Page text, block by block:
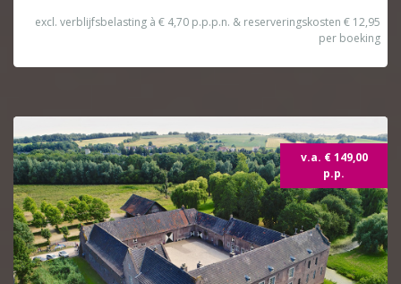
excl. verblijfsbelasting à € 4,70 p.p.p.n. & reserveringskosten € 12,95
per boeking
v.a. € 149,00
p.p.